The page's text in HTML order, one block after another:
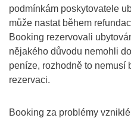
podmínkám poskytovatele
může nastat během
Booking rezervovali
nějakého důvodu nemohli
peníze, rozhodně to nemusí
rezervaci.
Booking za problémy